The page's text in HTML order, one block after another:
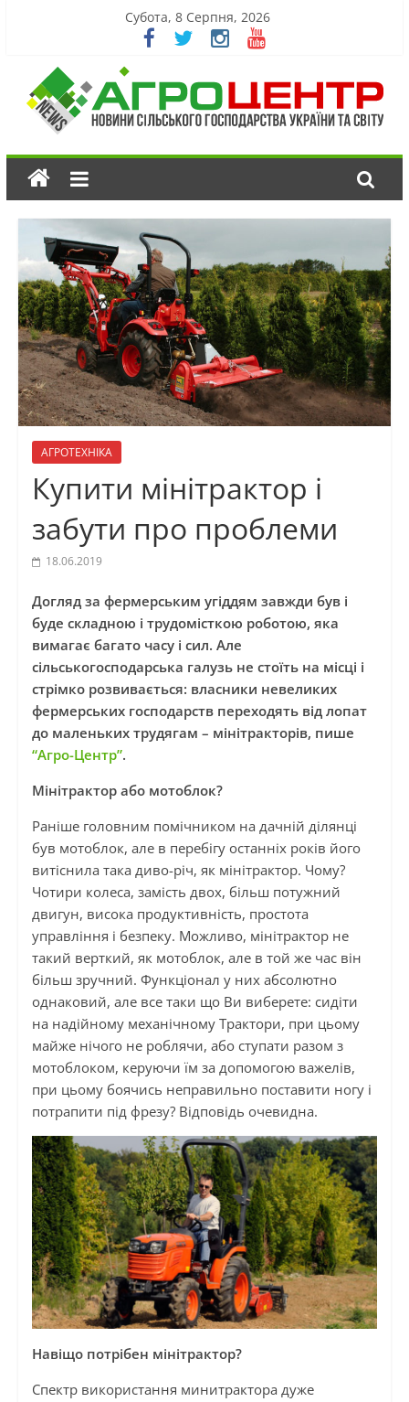
Субота, 8 Серпня, 2026
АГРОТЕХНІКА
Купити мінітрактор і
забути про проблеми
18.06.2019
Догляд за фермерським угіддям завжди був і
буде складною і трудомісткою роботою, яка
вимагає багато часу і сил. Але
сільськогосподарська галузь не стоїть на місці і
стрімко розвивається: власники невеликих
фермерських господарств переходять від лопат
до маленьких трудягам – мінітракторів, пише
“Агро-Центр”.
Мінітрактор або мотоблок?
Раніше головним помічником на дачній ділянці
був мотоблок, але в перебігу останніх років його
витіснила така диво-річ, як мінітрактор. Чому?
Чотири колеса, замість двох, більш потужний
двигун, висока продуктивність, простота
управління і безпеку. Можливо, мінітрактор не
такий верткий, як мотоблок, але в той же час він
більш зручний. Функціонал у них абсолютно
однаковий, але все таки що Ви виберете: сидіти
на надійному механічному Трактори, при цьому
майже нічого не роблячи, або ступати разом з
мотоблоком, керуючи їм за допомогою важелів,
при цьому боячись неправильно поставити ногу і
потрапити під фрезу? Відповідь очевидна.
Навіщо потрібен мінітрактор?
Спектр використання минитрактора дуже